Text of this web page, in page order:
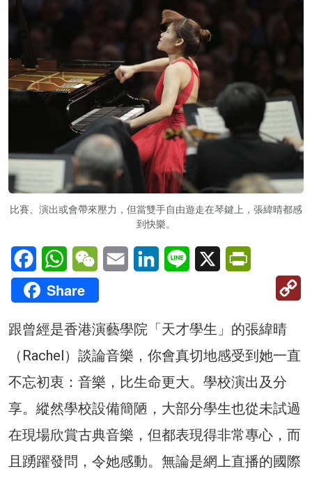
比賽、演出或會帶來壓力，但當雙手自由遊走在琴鍵上，張緯晴都感
到快樂。
FacebookWhatsAppWeChatEmail LinkedInLine X
Share
跟曾經是香港演藝學院「天才學生」的張緯晴
（Rachel）談論音樂，你會真切地感受到她一直
不忘初衷：音樂，比生命更大。學校演出及分
享。縱然學校設備簡陋，大部分學生也從未試過
在現場欣賞古典音樂，但都表現得非常專心，而
且踴躍發問，令她感動。無論是網上直播的國際